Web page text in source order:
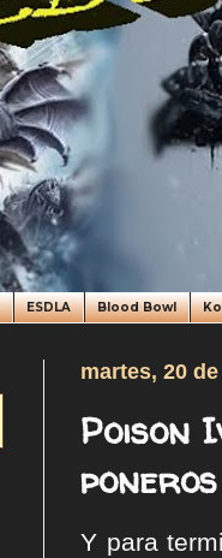
ESDLA Blood Bowl
martes, 20
Poison
Y para